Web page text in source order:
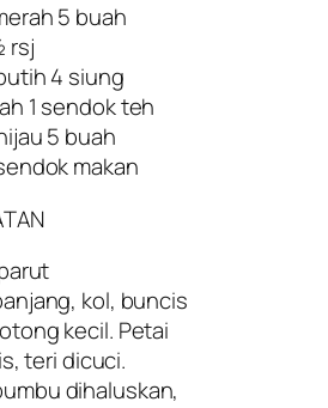
5 buah
rsj
4 siung
1 sendok teh
5 buah
makan
kol, buncis
kecil. Petai
teri dicuci.
dihaluskan,